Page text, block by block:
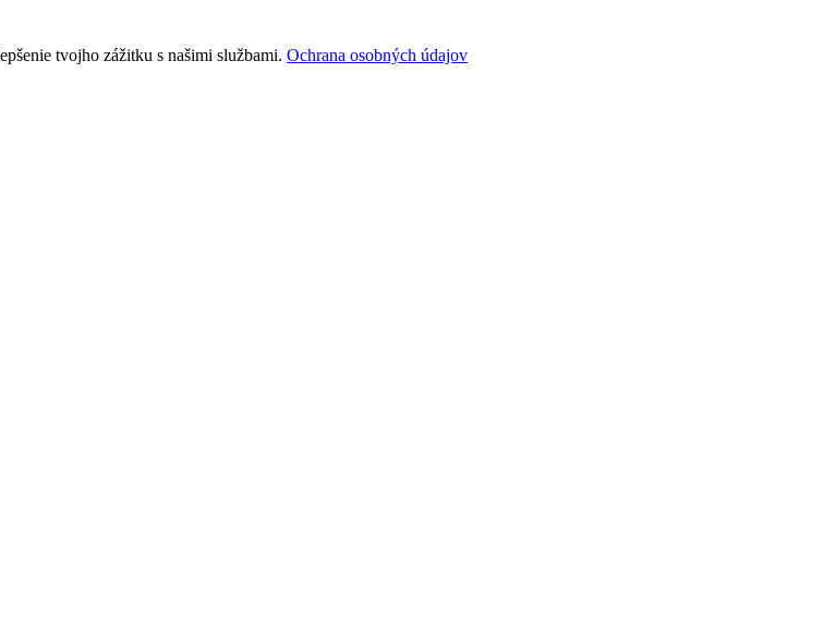
tvojho zážitku s našimi službami. Ochrana osobných údajov